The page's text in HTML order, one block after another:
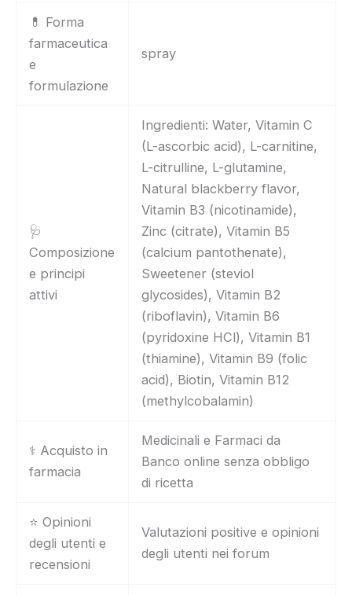
💊 Forma
farmaceutica
e
formulazione
spray
🩺
Composizione
e principi
attivi
Ingredienti: Water, Vitamin C
(L-ascorbic acid), L-carnitine,
L-citrulline, L-glutamine,
Natural blackberry flavor,
Vitamin B3 (nicotinamide),
Zinc (citrate), Vitamin B5
(calcium pantothenate),
Sweetener (steviol
glycosides), Vitamin B2
(riboflavin), Vitamin B6
(pyridoxine HCl), Vitamin B1
(thiamine), Vitamin B9 (folic
acid), Biotin, Vitamin B12
(methylcobalamin)
⚕️ Acquisto in
farmacia
Medicinali e Farmaci da
Banco online senza obbligo
di ricetta
⭐ Opinioni
degli utenti e
recensioni
Valutazioni positive e opinioni
degli utenti nei forum